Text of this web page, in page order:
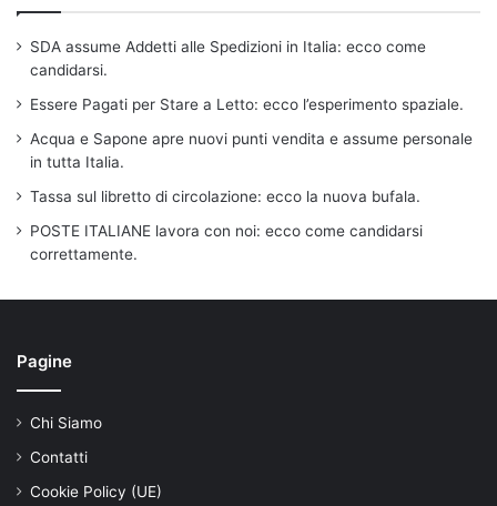
SDA assume Addetti alle Spedizioni in Italia: ecco come
candidarsi.
Essere Pagati per Stare a Letto: ecco l’esperimento spaziale.
Acqua e Sapone apre nuovi punti vendita e assume personale
in tutta Italia.
Tassa sul libretto di circolazione: ecco la nuova bufala.
POSTE ITALIANE lavora con noi: ecco come candidarsi
correttamente.
Pagine
Chi Siamo
Contatti
Cookie Policy (UE)